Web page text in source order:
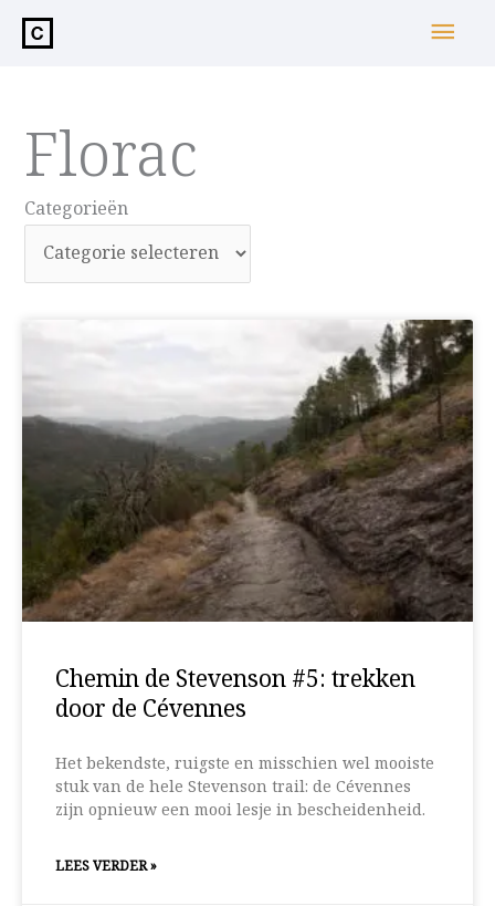
inhoud
Florac
Categorieën
Categorieën
Chemin de Stevenson #5: trekken
door de Cévennes
Het bekendste, ruigste en misschien wel mooiste
stuk van de hele Stevenson trail: de Cévennes
zijn opnieuw een mooi lesje in bescheidenheid.
LEES VERDER »